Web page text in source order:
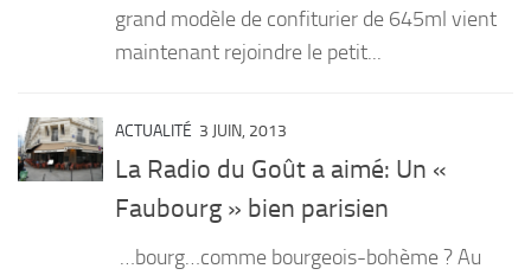
grand modèle de confiturier de 645ml vient
maintenant rejoindre le petit...
ACTUALITÉ 3 JUIN, 2013
La Radio du Goût a aimé: Un «
Faubourg » bien parisien
…bourg…comme bourgeois-bohème ? Au